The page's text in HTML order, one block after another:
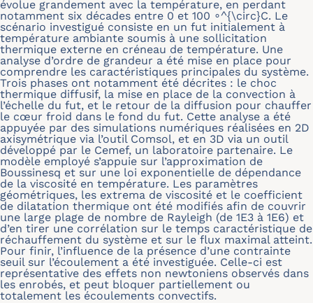
évolue grandement avec la température, en perdant
notamment six décades entre 0 et 100 ∘^{\circ}C. Le
scénario investigué consiste en un fut initialement à
température ambiante soumis à une sollicitation
thermique externe en créneau de température. Une
analyse d’ordre de grandeur a été mise en place pour
comprendre les caractéristiques principales du système.
Trois phases ont notamment été décrites : le choc
thermique diffusif, la mise en place de la convection à
l’échelle du fut, et le retour de la diffusion pour chauffer
le cœur froid dans le fond du fut. Cette analyse a été
appuyée par des simulations numériques réalisées en 2D
axisymétrique via l’outil Comsol, et en 3D via un outil
développé par le Cemef, un laboratoire partenaire. Le
modèle employé s’appuie sur l’approximation de
Boussinesq et sur une loi exponentielle de dépendance
de la viscosité en température. Les paramètres
géométriques, les extrema de viscosité et le coefficient
de dilatation thermique ont été modifiés afin de couvrir
une large plage de nombre de Rayleigh (de 1E3 à 1E6) et
d’en tirer une corrélation sur le temps caractéristique de
réchauffement du système et sur le flux maximal atteint.
Pour finir, l’influence de la présence d’une contrainte
seuil sur l’écoulement a été investiguée. Celle-ci est
représentative des effets non newtoniens observés dans
les enrobés, et peut bloquer partiellement ou
totalement les écoulements convectifs.